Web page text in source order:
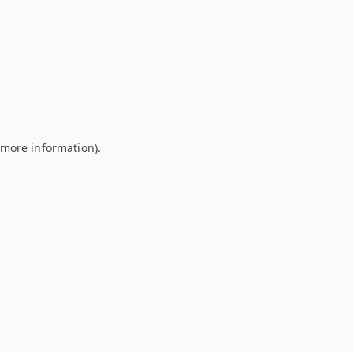
information).